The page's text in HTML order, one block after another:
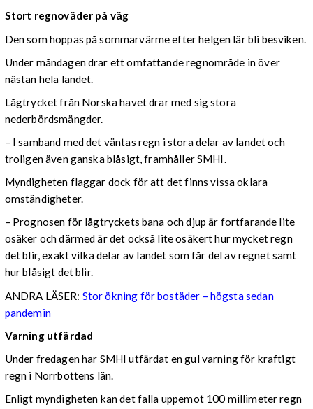
Stort regnoväder på väg
Den som hoppas på sommarvärme efter helgen lär bli besviken.
Under måndagen drar ett omfattande regnområde in över
nästan hela landet.
Lågtrycket från Norska havet drar med sig stora
nederbördsmängder.
– I samband med det väntas regn i stora delar av landet och
troligen även ganska blåsigt, framhåller SMHI.
Myndigheten flaggar dock för att det finns vissa oklara
omständigheter.
– Prognosen för lågtryckets bana och djup är fortfarande lite
osäker och därmed är det också lite osäkert hur mycket regn
det blir, exakt vilka delar av landet som får del av regnet samt
hur blåsigt det blir.
ANDRA LÄSER: Stor ökning för bostäder – högsta sedan
pandemin
Varning utfärdad
Under fredagen har SMHI utfärdat en gul varning för kraftigt
regn i Norrbottens län.
Enligt myndigheten kan det falla uppemot 100 millimeter regn